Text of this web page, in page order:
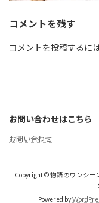
コメントを残す
コメントを投稿するに
お問い合わせはこちら
お問い合わせ
Copyright © 物語のワンシー
Powered by